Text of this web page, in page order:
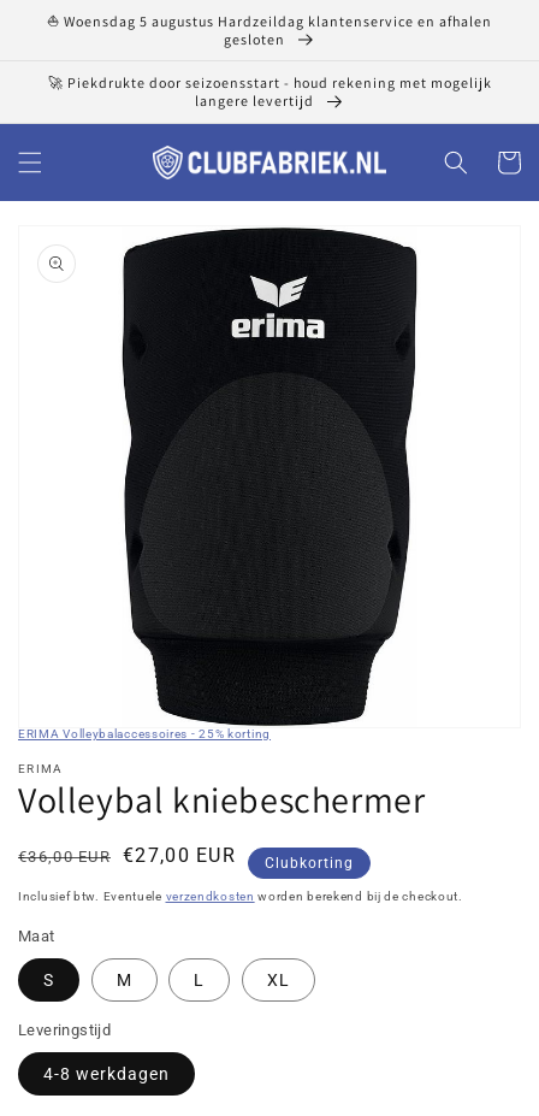
naar de
⛵ Woensdag 5 augustus Hardzeildag klantenservice en afhalen
gesloten
🚀 Piekdrukte door seizoensstart - houd rekening met mogelijk
langere levertijd
Uitgelichte
media
openen
in
galerieweergave
ERIMA Volleybalaccessoires - 25% korting
ERIMA
Volleybal kniebeschermer
Normale
€36,00 EUR
Kortingsprijs€27,00 EUR Clubkorting
Inclusief btw. Eventuele verzendkosten worden berekend bij de checkout.
Maat
S M L XL
Leveringstijd
4-8 werkdagen